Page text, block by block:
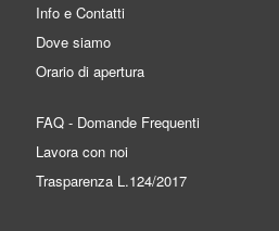
Info e Contatti
Dove siamo
Orario di apertura
FAQ - Domande Frequenti
Lavora con noi
Trasparenza L.124/2017